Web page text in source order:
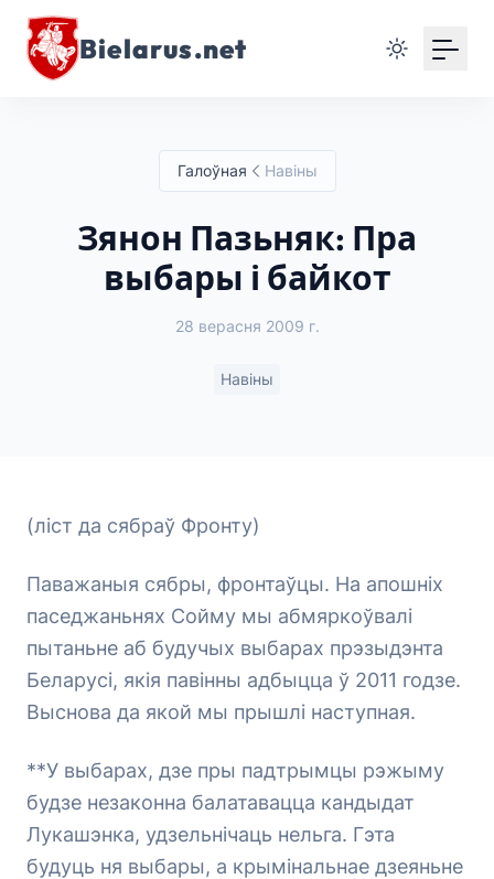
Bielarus.net
Галоўная Навіны
Зянон Пазьняк: Пра
выбары і байкот
28 верасня 2009 г.
Навіны
(ліст да сябраў Фронту)
Паважаныя сябры, фронтаўцы. На апошніх
паседжаньнях Сойму мы абмяркоўвалі
пытаньне аб будучых выбарах прэзыдэнта
Беларусі, якія павінны адбыцца ў 2011 годзе.
Выснова да якой мы прышлі наступная.
**У выбарах, дзе пры падтрымцы рэжыму
будзе незаконна балатавацца кандыдат
Лукашэнка, удзельнічаць нельга. Гэта
будуць ня выбары, а крымінальнае дзеяньне